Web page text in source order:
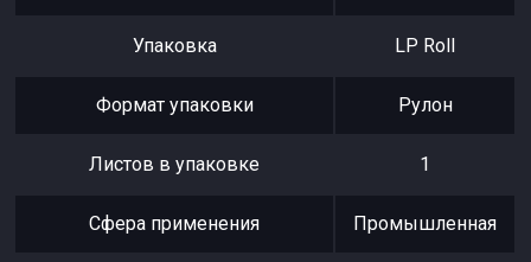
Упаковка LP Roll
Формат упаковки Рулон
Листов в упаковке 1
Сфера применения Промышленная